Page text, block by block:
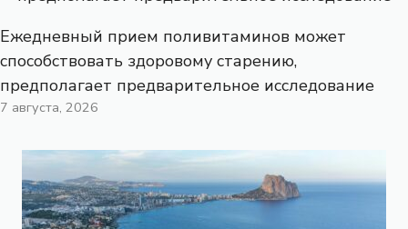
Ежедневный прием поливитаминов может
способствовать здоровому старению,
предполагает предварительное исследование
7 августа, 2026